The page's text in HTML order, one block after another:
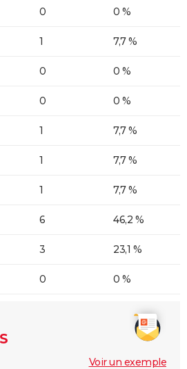
0 0 %
1 7,7 %
0 0 %
0 0 %
1 7,7 %
1 7,7 %
1 7,7 %
6 46,2 %
3 23,1 %
0 0 %
Voir un exemple